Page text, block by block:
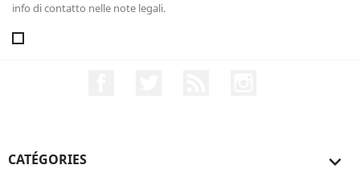
info di contatto nelle note legali.
CATÉGORIES 